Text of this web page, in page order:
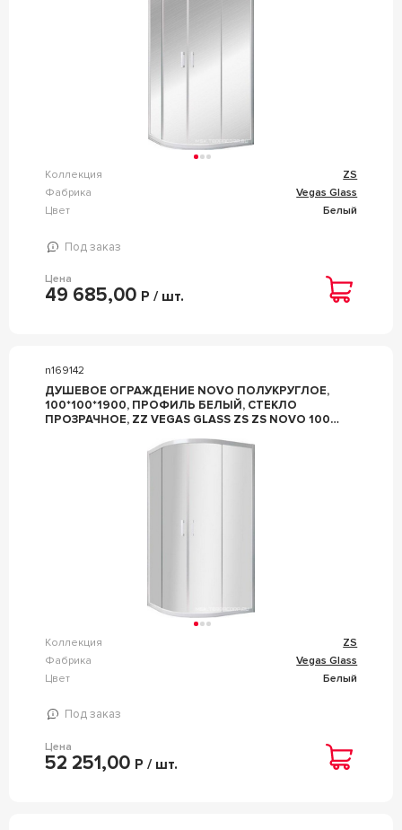
Коллекция
ZS
Фабрика
Vegas Glass
Цвет
Белый
Под заказ
Цена
49 685,00 Р / шт.
n169142
ДУШЕВОЕ ОГРАЖДЕНИЕ NOVO ПОЛУКРУГЛОЕ,
100*100*1900, ПРОФИЛЬ БЕЛЫЙ, СТЕКЛО
ПРОЗРАЧНОЕ, ZZ VEGAS GLASS ZS ZS NOVO 100
Коллекция
ZS
Фабрика
Vegas Glass
Цвет
Белый
Под заказ
Цена
52 251,00 Р / шт.